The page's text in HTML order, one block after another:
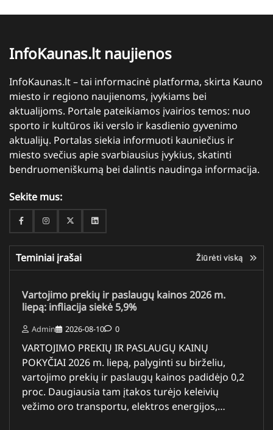
InfoKaunas.lt naujienos
InfoKaunas.lt – tai informacinė platforma, skirta Kauno
miesto ir regiono naujienoms, įvykiams bei
aktualijoms. Portale pateikiamos įvairios temos: nuo
sporto ir kultūros iki verslo ir kasdienio gyvenimo
aktualijų. Portalas siekia informuoti kauniečius ir
miesto svečius apie svarbiausius įvykius, skatinti
bendruomeniškumą bei dalintis naudinga informacija.
Sekite mus:
FacebookInstagramTwitterLinkedin
Teminiai įrašai Žiūrėti viską
Vartojimo prekių ir paslaugų kainos 2026 m.
liepą: infliacija siekė 5,9%
Admin 2026-08-10 0
VARTOJIMO PREKIŲ IR PASLAUGŲ KAINŲ
POKYČIAI 2026 m. liepą, palyginti su birželiu,
vartojimo prekių ir paslaugų kainos padidėjo 0,2
proc. Daugiausia tam įtakos turėjo keleivių
vežimo oro transportu, elektros energijos,…